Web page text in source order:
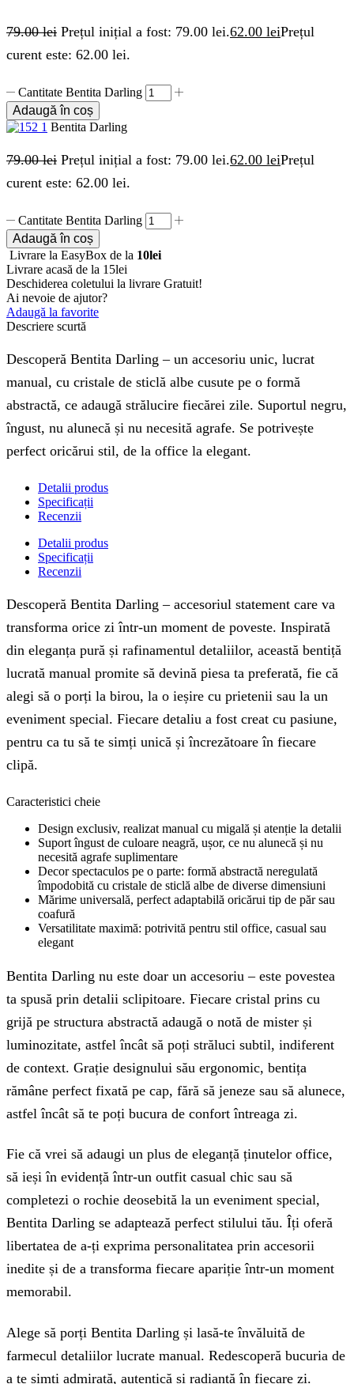
79.00lei Prețul inițial a fost: 79.00 lei.62.00 leiPrețul
curent este: 62.00 lei.
Cantitate Bentita Darling
Adaugă în coș
Bentita Darling
79.00lei Prețul inițial a fost: 79.00 lei.62.00 leiPrețul
curent este: 62.00 lei.
Cantitate Bentita Darling
Adaugă în coș
Livrare la EasyBox de la 10lei
Livrare acasă de la 15lei
Deschiderea coletului la livrare Gratuit!
Ai nevoie de ajutor?
Adaugă la favorite
Descriere scurtă
Descoperă Bentita Darling – un accesoriu unic, lucrat
manual, cu cristale de sticlă albe cusute pe o formă
abstractă, ce adaugă strălucire fiecărei zile. Suportul negru,
îngust, nu alunecă și nu necesită agrafe. Se potrivește
perfect oricărui stil, de la office la elegant.
Detalii produs
Specificații
Recenzii
Detalii produs
Specificații
Recenzii
Descoperă Bentita Darling – accesoriul statement care va
transforma orice zi într-un moment de poveste. Inspirată
din eleganța pură și rafinamentul detaliilor, această bentiță
lucrată manual promite să devină piesa ta preferată, fie că
alegi să o porți la birou, la o ieșire cu prietenii sau la un
eveniment special. Fiecare detaliu a fost creat cu pasiune,
pentru ca tu să te simți unică și încrezătoare în fiecare
clipă.
Caracteristici cheie
Design exclusiv, realizat manual cu migală și atenție la detalii
Suport îngust de culoare neagră, ușor, ce nu alunecă și nu
necesită agrafe suplimentare
Decor spectaculos pe o parte: formă abstractă neregulată
împodobită cu cristale de sticlă albe de diverse dimensiuni
Mărime universală, perfect adaptabilă oricărui tip de păr sau
coafură
Versatilitate maximă: potrivită pentru stil office, casual sau
elegant
Bentita Darling nu este doar un accesoriu – este povestea
ta spusă prin detalii sclipitoare. Fiecare cristal prins cu
grijă pe structura abstractă adaugă o notă de mister și
luminozitate, astfel încât să poți străluci subtil, indiferent
de context. Grație designului său ergonomic, bentița
rămâne perfect fixată pe cap, fără să jeneze sau să alunece,
astfel încât să te poți bucura de confort întreaga zi.
Fie că vrei să adaugi un plus de eleganță ținutelor office,
să ieși în evidență într-un outfit casual chic sau să
completezi o rochie deosebită la un eveniment special,
Bentita Darling se adaptează perfect stilului tău. Îți oferă
libertatea de a-ți exprima personalitatea prin accesorii
inedite și de a transforma fiecare apariție într-un moment
memorabil.
Alege să porți Bentita Darling și lasă-te învăluită de
farmecul detaliilor lucrate manual. Redescoperă bucuria de
a te simți admirată, autentică și radiantă în fiecare zi.